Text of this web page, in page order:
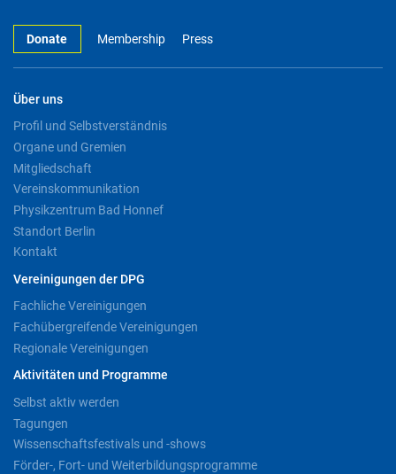
Donate Membership Press
Über uns
Profil und Selbstverständnis
Organe und Gremien
Mitgliedschaft
Vereinskommunikation
Physikzentrum Bad Honnef
Standort Berlin
Kontakt
Vereinigungen der DPG
Fachliche Vereinigungen
Fachübergreifende Vereinigungen
Regionale Vereinigungen
Aktivitäten und Programme
Selbst aktiv werden
Tagungen
Wissenschaftsfestivals und -shows
Förder-, Fort- und Weiterbildungsprogramme